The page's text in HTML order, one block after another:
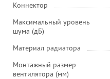
Коннектор
Максимальный уровень
шума (дБ)
Материал радиатора
Монтажный размер
вентилятора (мм)